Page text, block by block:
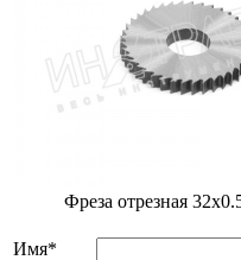
Фреза отрезная
Имя*